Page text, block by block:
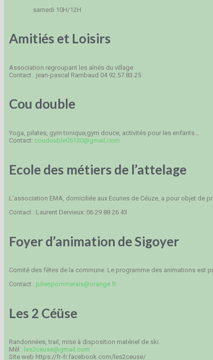
samedi 10H/12H
Amitiés et Loisirs
Association regroupant les aînés du village
Contact : jean-pascal Rambaud 04.92.57.83.25
Cou double
Yoga, pilates, gym tonique,gym douce, activités pour les enfants…
Contact: coudouble05130@gmail.com
Ecole des métiers de l’attelage
L’association EMA, domiciliée aux Ecuries de Céüze, a pour objet
Contact : Laurent Dervieux: 06 29 88 26 43
Foyer d’animation de Sigoyer
Comité des fêtes de la commune. Le programme des animations est
Contact : julienpommerais@orange.fr
Les 2 Céüse
Randonnées, trail, mise à disposition matériel de ski.
Mèl : les2ceuse@gmail.com
Site web https://fr-fr.facebook.com/les2ceuse/